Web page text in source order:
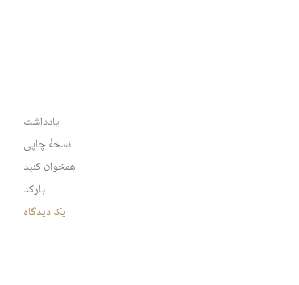
یادداشت
نسخهٔ چاپی
همخوان کنید
بارکد
یک دیدگاه